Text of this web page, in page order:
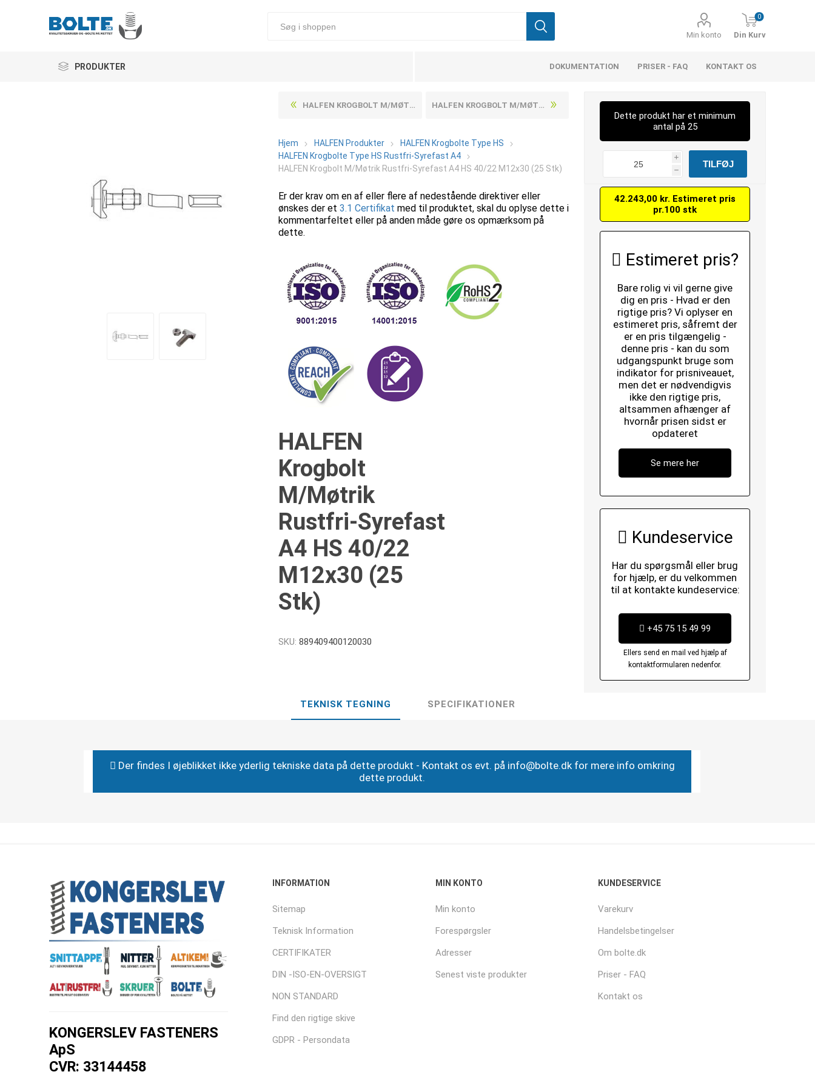
Min konto
0
Din Kurv
PRODUKTER DOKUMENTATION PRISER - FAQ KONTAKT OS
HALFEN KROGBOLT M/MØTRIK RUSTFRI-SYREFAST A4 HS 40/22 M10X50 (50 STK) HALFEN KROGBOLT M/MØTRIK RUSTFRI-SYREFAST A4 HS 40/22 M12X40 (25 STK)
Hjem HALFEN Produkter
HALFEN Krogbolte Type HS
HALFEN Krogbolte Type HS Rustfri-Syrefast A4
HALFEN Krogbolt M/Møtrik Rustfri-Syrefast A4 HS 40/22 M12x30 (25 Stk)
Er der krav om en af eller flere af nedestående direktiver eller
ønskes der et3.1 Certifikat med til produktet, skal du oplyse dette i
kommentarfeltet eller på anden måde gøre os opmærksom på
dette.
HALFEN
Krogbolt
M/Møtrik
Rustfri-Syrefast
A4 HS 40/22
M12x30 (25
Stk)
SKU: 889409400120030
Dette produkt har et minimum
antal på 25
i
h
42.243,00 kr. Estimeret pris
pr.100 stk
Estimeret pris?
Bare rolig vi vil gerne give
dig en pris - Hvad er den
rigtige pris? Vi oplyser en
estimeret pris, såfremt der
er en pris tilgængelig -
denne pris - kan du som
udgangspunkt bruge som
indikator for prisniveauet,
men det er nødvendigvis
ikke den rigtige pris,
altsammen afhænger af
hvornår prisen sidst er
opdateret
Se mere her
Kundeservice
Har du spørgsmål eller brug
for hjælp, er du velkommen
til at kontakte kundeservice:
+45 75 15 49 99
Ellers send en mail ved hjælp af
kontaktformularen nedenfor.
TEKNISK TEGNING SPECIFIKATIONER
Der findes I øjeblikket ikke yderlig tekniske data på dette produkt - Kontakt os evt. på info@bolte.dk for mere info omkring
dette produkt.
KONGERSLEV FASTENERS
ApS
CVR: 33144458
INFORMATION
Sitemap
Teknisk Information
CERTIFIKATER
DIN -ISO-EN-OVERSIGT
NON STANDARD
Find den rigtige skive
GDPR - Persondata
MIN KONTO
Min konto
Forespørgsler
Adresser
Senest viste produkter
KUNDESERVICE
Varekurv
Handelsbetingelser
Om bolte.dk
Priser - FAQ
Kontakt os